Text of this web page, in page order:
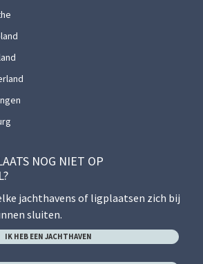
NOG NIET OP
jachthavens of ligplaatsen zich bij
sluiten.
IK HEB EEN JACHTHAVEN